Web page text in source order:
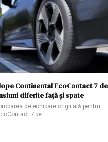
Continental EcoContact 7 de
diferite față și spate
de echipare originală pentru
7 pe…